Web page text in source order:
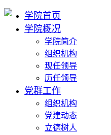
学院首页
学院概况
学院简介
组织机构
现任领导
历任领导
党群工作
组织机构
党建动态
立德树人